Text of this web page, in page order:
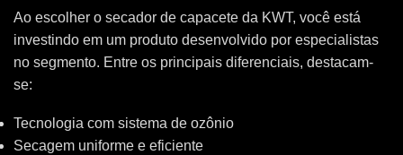
Ao escolher o secador de capacete da KWT, você está
investindo em um produto desenvolvido por especialistas
no segmento. Entre os principais diferenciais, destacam-
se:
Tecnologia com sistema de ozônio
Secagem uniforme e eficiente